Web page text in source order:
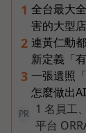
1 全台最大
害的大型
2 連黃仁勳
新定義「
3 一張遺照
怎麼做出
PR
1 名員工
平台